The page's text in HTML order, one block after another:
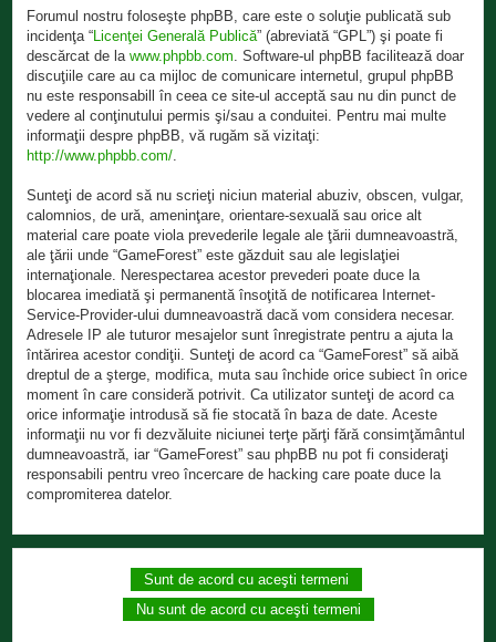
Forumul nostru foloseşte phpBB, care este o soluţie publicată sub
incidenţa “Licenţei Generală Publică” (abreviată “GPL”) şi poate fi
descărcat de lawww.phpbb.com . Software-ul phpBB facilitează doar
discuţiile care au ca mijloc de comunicare internetul, grupul phpBB
nu este responsabill în ceea ce site-ul acceptă sau nu din punct de
vedere al conţinutului permis şi/sau a conduitei. Pentru mai multe
informaţii despre phpBB, vă rugăm să vizitaţi:
http://www.phpbb.com/
Sunteţi de acord să nu scrieţi niciun material abuziv, obscen, vulgar,
calomnios, de ură, ameninţare, orientare-sexuală sau orice alt
material care poate viola prevederile legale ale ţării dumneavoastră,
ale ţării unde “GameForest” este găzduit sau ale legislaţiei
internaţionale. Nerespectarea acestor prevederi poate duce la
blocarea imediată şi permanentă însoţită de notificarea Internet-
Service-Provider-ului dumneavoastră dacă vom considera necesar.
Adresele IP ale tuturor mesajelor sunt înregistrate pentru a ajuta la
întărirea acestor condiţii. Sunteţi de acord ca “GameForest” să aibă
dreptul de a şterge, modifica, muta sau închide orice subiect în orice
moment în care consideră potrivit. Ca utilizator sunteţi de acord ca
orice informaţie introdusă să fie stocată în baza de date. Aceste
informaţii nu vor fi dezvăluite niciunei terţe părţi fără consimţământul
dumneavoastră, iar “GameForest” sau phpBB nu pot fi consideraţi
responsabili pentru vreo încercare de hacking care poate duce la
compromiterea datelor.